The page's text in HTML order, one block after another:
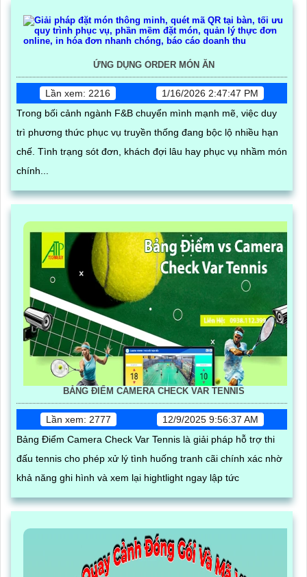
ỨNG DỤNG ORDER MÓN ĂN
Lần xem: 2216
1/16/2026 2:47:47 PM
Trong bối cảnh ngành F&B chuyển mình mạnh mẽ, việc duy
trì phương thức phục vụ truyền thống đang bộc lộ nhiều hạn
chế. Tình trạng sót đơn, khách đợi lâu hay phục vụ nhầm món
chính...
BẢNG ĐIỂM CAMERA CHECK VAR TENNIS
Lần xem: 2777
12/9/2025 9:56:37 AM
Bảng Điểm Camera Check Var Tennis là giải pháp hỗ trợ thi
đấu tennis cho phép xử lý tình huống tranh cãi chính xác nhờ
khả năng ghi hình và xem lại hightlight ngay lập tức